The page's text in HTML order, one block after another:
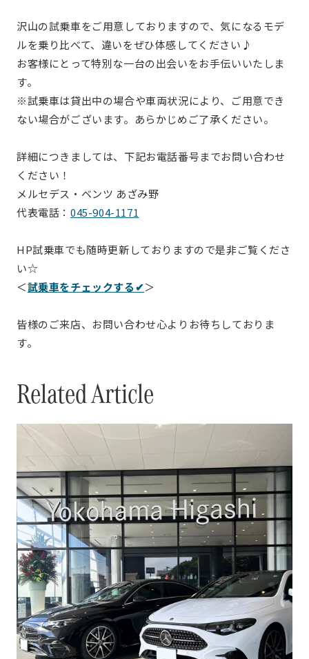
沢山の試乗車をご用意しておりますので、気になるモデ
ルを乗り比べて、違いをぜひ体感してください♪
お客様にとって特別な一台の出会いをお手伝いいたしま
す。
※試乗車は貸出中の場合や車両状況により、ご用意でき
ない場合がございます。あらかじめご了承ください。
詳細につきましては、下記お電話番号までお問い合わせ
ください！
メルセデス・ベンツ あざみ野
代表電話： 045-904-1171
HP試乗車でも随時更新しておりますので是非ご覧くださ
い☆
＜試乗車をチェックする✔＞
皆様のご来店、お問い合わせ心よりお待ちしておりま
す。
Related Article